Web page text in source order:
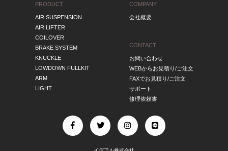
PRODUCT
AIR SUSPENSION
AIR LIFTER
COILOVER
BRAKE SYSTEM
KNUCKLE
LOWDOWN FULLKIT
ARM
LIGHT
COMPANY
会社概要
CONTACT
お問い合わせ
WEBからお見積り/ご注文
FAXでお見積り/ご注文
サポート
修理依頼書